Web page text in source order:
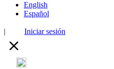
English
Español
| Iniciar sesión